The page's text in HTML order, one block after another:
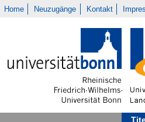
Home Neuzugänge Kontakt